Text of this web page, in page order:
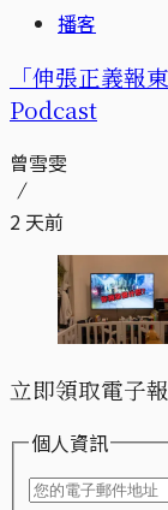
播客
「伸張正義報
Podcast
曾雪雯
2 天前
立即領取電子報
個人資訊